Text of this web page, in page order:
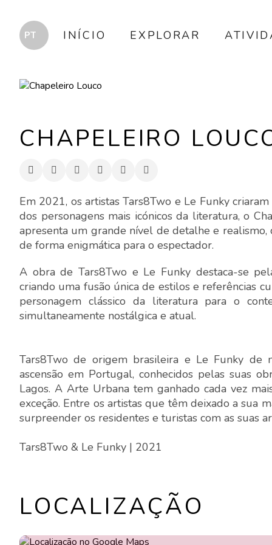
INÍCIO EXPLORAR
CHAPELEIRO
Em 2021, os artistas Tars8Two e Le Funky
dos personagens mais icónicos da literatura, o
apresenta um grande nível de detalhe e
de forma enigmática para o espectador.
A obra de Tars8Two e Le Funky destaca-se
criando uma fusão única de estilos e referências
personagem clássico da literatura para o
simultaneamente nostálgica e atual.
Tars8Two de origem brasileira e Le Funky de
ascensão em Portugal, conhecidos pelas suas
Lagos. A Arte Urbana tem ganhado cada vez
exceção. Entre os artistas que têm deixado a sua
surpreender os residentes e turistas com as suas
Tars8Two & Le Funky | 2021
LOCALIZAÇÃO